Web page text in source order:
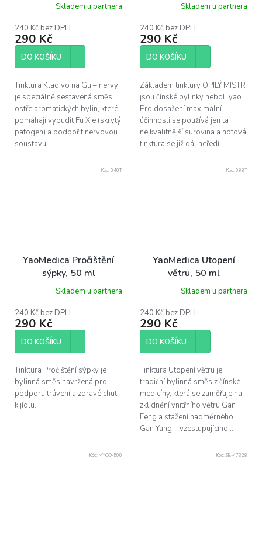
Skladem u partnera
240 Kč bez DPH
290 Kč
DO KOŠÍKU
Tinktura Kladivo na Gu – nervy
je speciálně sestavená směs
ostře aromatických bylin, které
pomáhají vypudit Fu Xie (skrytý
patogen) a podpořit nervovou
soustavu.
Skladem u partnera
240 Kč bez DPH
290 Kč
DO KOŠÍKU
Základem tinktury OPILÝ MISTR
jsou čínské bylinky neboli yao.
Pro dosažení maximální
účinnosti se používá jen ta
nejkvalitnější surovina a hotová
tinktura se již dál neředí....
YaoMedica Pročištění
sýpky, 50 ml
Skladem u partnera
240 Kč bez DPH
290 Kč
DO KOŠÍKU
Tinktura Pročištění sýpky je
bylinná směs navržená pro
podporu trávení a zdravé chuti
k jídlu.
Kód: 040T
YaoMedica Utopení
větru, 50 ml
Skladem u partnera
240 Kč bez DPH
290 Kč
DO KOŠÍKU
Tinktura Utopení větru je
tradiční bylinná směs z čínské
medicíny, která se zaměřuje na
zklidnění vnitřního větru Gan
Feng a stažení nadměrného
Gan Yang – vzestupujícího...
Kód: 088T
Kód: MYCO-500 Kód: SB-47328